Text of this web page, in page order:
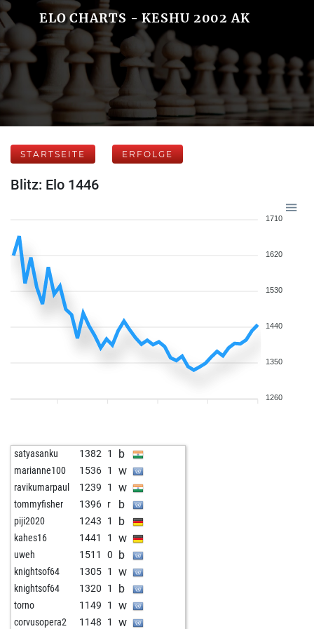
ELO CHARTS - KESHU 2002 AK
STARTSEITE ERFOLGE
Blitz: Elo 1446
1710
1620
1530
1440
1350
1260
satyasanku 1382 1 b
marianne100 1536 1 w
ravikumarpaul 1239 1 w
tommyfisher 1396 r b
piji2020 1243 1 b
kahes16 1441 1 w
uweh 1511 0 b
knightsof64 1305 1 w
knightsof64 1320 1 b
torno 1149 1 w
corvusopera2 1148 1 w